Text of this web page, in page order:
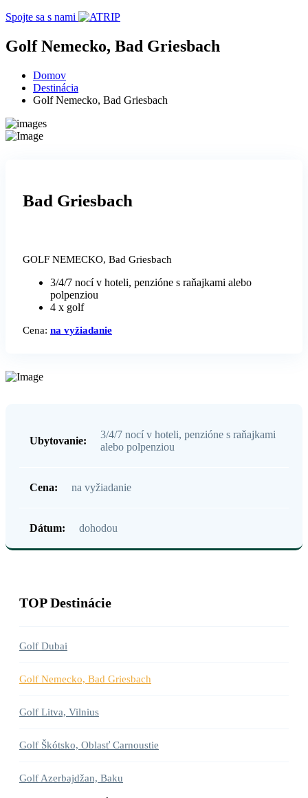
Spojte sa s nami
Golf Nemecko, Bad Griesbach
Domov
Destinácia
Golf Nemecko, Bad Griesbach
Bad Griesbach
GOLF NEMECKO, Bad Griesbach
3/4/7 nocí v hoteli, penzióne s raňajkami alebo
polpenziou
4 x golf
Cena: na vyžiadanie
Ubytovanie:
3/4/7 nocí v hoteli, penzióne s raňajkami
alebo polpenziou
Cena: na vyžiadanie
Dátum: dohodou
TOP Destinácie
Golf Dubai
Golf Nemecko, Bad Griesbach
Golf Litva, Vilnius
Golf Škótsko, Oblasť Carnoustie
Golf Azerbajdžan, Baku